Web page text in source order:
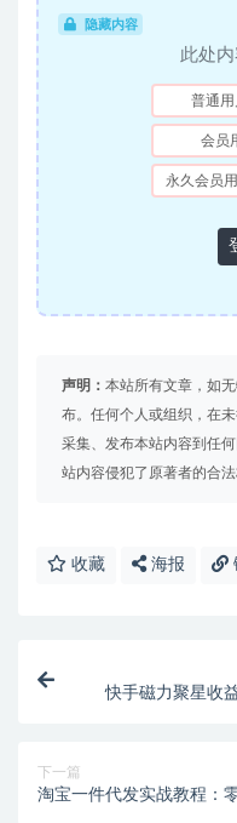
隐藏内容
此处
普通用
会员
永久会员
声明： 本站所有文章，如
布。任何个人或组织，在
采集、发布本站内容到任
站内容侵犯了原著者的合
收藏 海报
快手磁力聚星收
下一篇
淘宝一件代发实战教程：